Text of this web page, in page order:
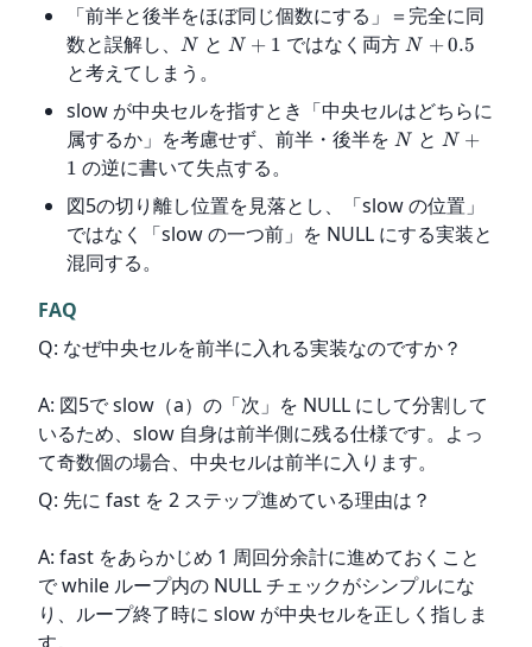
「前半と後半をほぼ同じ個数にする」＝完全に同
数と誤解し、
N と N + 1 ではなく両方N +0.5
と考えてしまう。
slow が中央セルを指すとき「中央セルはどちらに
属するか」を考慮せず、前半・後半を N と N +
1 の逆に書いて失点する。
図5の切り離し位置を見落とし、「slow の位置」
ではなく「slow の一つ前」を NULL にする実装と
混同する。
FAQ
Q: なぜ中央セルを前半に入れる実装なのですか？
A: 図5で slow（a）の「次」を NULL にして分割して
いるため、slow 自身は前半側に残る仕様です。よっ
て奇数個の場合、中央セルは前半に入ります。
Q: 先に fast を 2 ステップ進めている理由は？
A: fast をあらかじめ 1 周回分余計に進めておくこと
で while ループ内の NULL チェックがシンプルにな
り、ループ終了時に slow が中央セルを正しく指しま